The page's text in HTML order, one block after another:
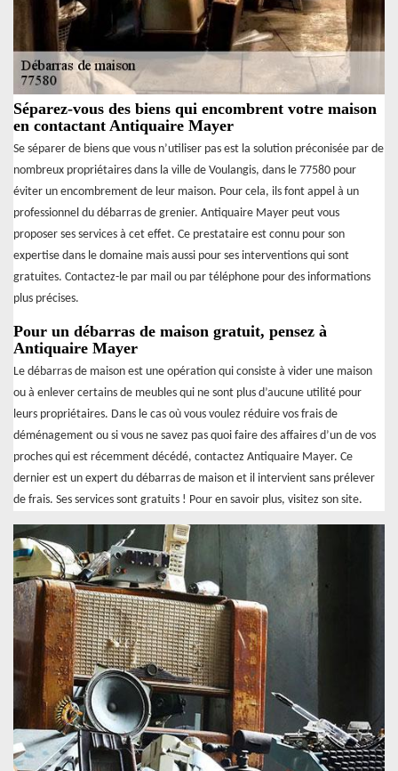
Séparez-vous des biens qui encombrent votre maison
en contactant Antiquaire Mayer
Se séparer de biens que vous n’utiliser pas est la solution préconisée par de
nombreux propriétaires dans la ville de Voulangis, dans le 77580 pour
éviter un encombrement de leur maison. Pour cela, ils font appel à un
professionnel du débarras de grenier. Antiquaire Mayer peut vous
proposer ses services à cet effet. Ce prestataire est connu pour son
expertise dans le domaine mais aussi pour ses interventions qui sont
gratuites. Contactez-le par mail ou par téléphone pour des informations
plus précises.
Pour un débarras de maison gratuit, pensez à
Antiquaire Mayer
Le débarras de maison est une opération qui consiste à vider une maison
ou à enlever certains de meubles qui ne sont plus d’aucune utilité pour
leurs propriétaires. Dans le cas où vous voulez réduire vos frais de
déménagement ou si vous ne savez pas quoi faire des affaires d’un de vos
proches qui est récemment décédé, contactez Antiquaire Mayer. Ce
dernier est un expert du débarras de maison et il intervient sans prélever
de frais. Ses services sont gratuits ! Pour en savoir plus, visitez son site.